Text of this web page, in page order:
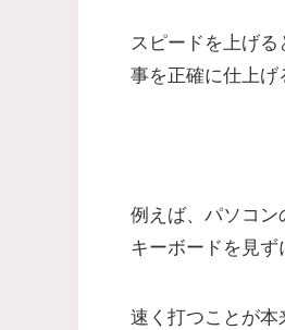
スピードを上げ
事を正確に仕上げ
例えば、パソコン
キーボードを見ず
速く打つことが本